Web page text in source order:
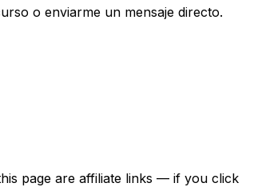
o enviarme un mensaje directo.
page are affiliate links — if you click